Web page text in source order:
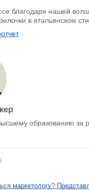
благодаря нашей
в итальянском
образованию за
маркетологу?